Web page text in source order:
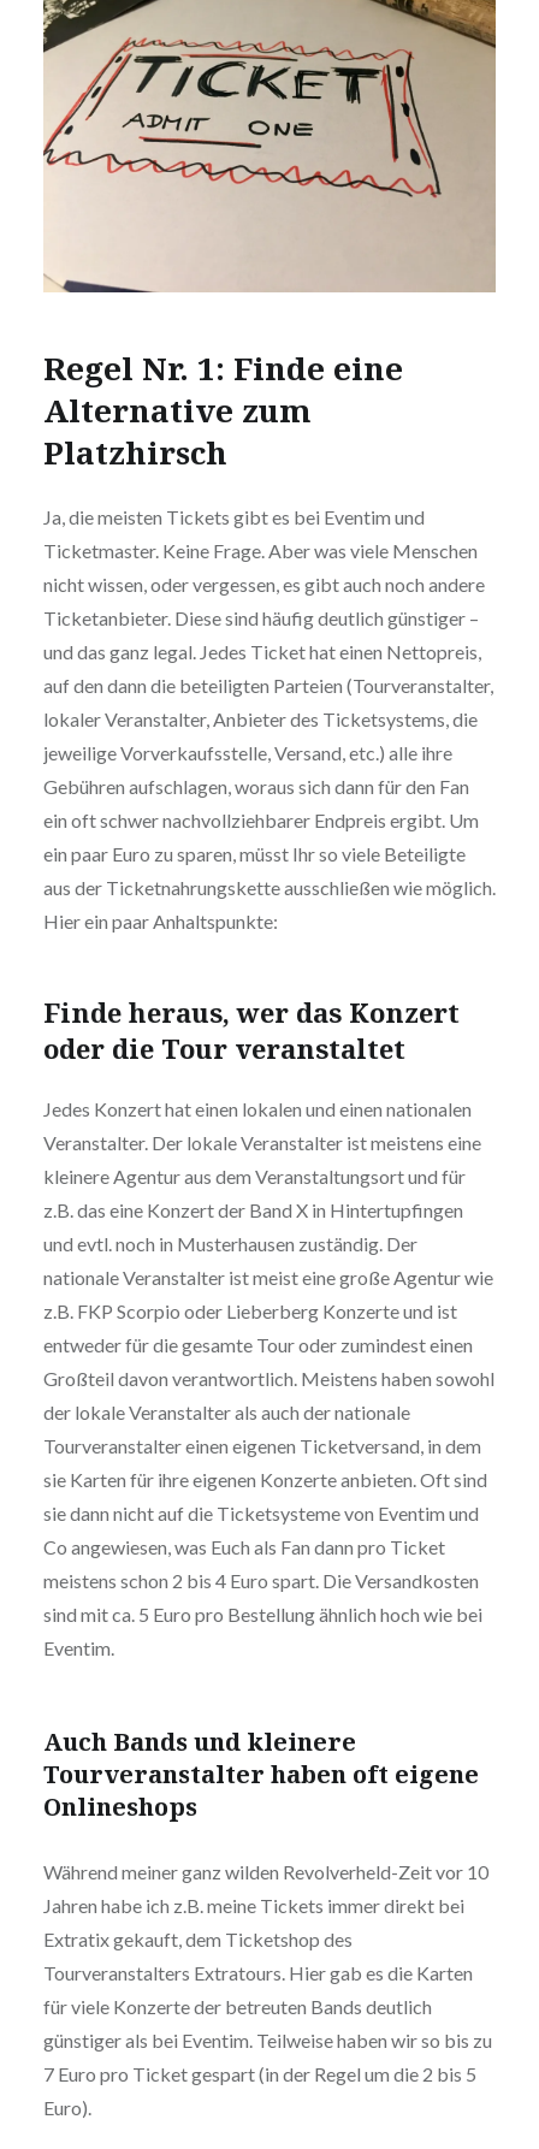
Regel Nr. 1: Finde eine
Alternative zum
Platzhirsch
Ja, die meisten Tickets gibt es bei Eventim und
Ticketmaster. Keine Frage. Aber was viele Menschen
nicht wissen, oder vergessen, es gibt auch noch andere
Ticketanbieter. Diese sind häufig deutlich günstiger –
und das ganz legal. Jedes Ticket hat einen Nettopreis,
auf den dann die beteiligten Parteien (Tourveranstalter,
lokaler Veranstalter, Anbieter des Ticketsystems, die
jeweilige Vorverkaufsstelle, Versand, etc.) alle ihre
Gebühren aufschlagen, woraus sich dann für den Fan
ein oft schwer nachvollziehbarer Endpreis ergibt. Um
ein paar Euro zu sparen, müsst Ihr so viele Beteiligte
aus der Ticketnahrungskette ausschließen wie möglich.
Hier ein paar Anhaltspunkte:
Finde heraus, wer das Konzert
oder die Tour veranstaltet
Jedes Konzert hat einen lokalen und einen nationalen
Veranstalter. Der lokale Veranstalter ist meistens eine
kleinere Agentur aus dem Veranstaltungsort und für
z.B. das eine Konzert der Band X in Hintertupfingen
und evtl. noch in Musterhausen zuständig. Der
nationale Veranstalter ist meist eine große Agentur wie
z.B. FKP Scorpio oder Lieberberg Konzerte und ist
entweder für die gesamte Tour oder zumindest einen
Großteil davon verantwortlich. Meistens haben sowohl
der lokale Veranstalter als auch der nationale
Tourveranstalter einen eigenen Ticketversand, in dem
sie Karten für ihre eigenen Konzerte anbieten. Oft sind
sie dann nicht auf die Ticketsysteme von Eventim und
Co angewiesen, was Euch als Fan dann pro Ticket
meistens schon 2 bis 4 Euro spart. Die Versandkosten
sind mit ca. 5 Euro pro Bestellung ähnlich hoch wie bei
Eventim.
Auch Bands und kleinere
Tourveranstalter haben oft eigene
Onlineshops
Während meiner ganz wilden Revolverheld-Zeit vor 10
Jahren habe ich z.B. meine Tickets immer direkt bei
Extratix gekauft, dem Ticketshop des
Tourveranstalters Extratours. Hier gab es die Karten
für viele Konzerte der betreuten Bands deutlich
günstiger als bei Eventim. Teilweise haben wir so bis zu
7 Euro pro Ticket gespart (in der Regel um die 2 bis 5
Euro).